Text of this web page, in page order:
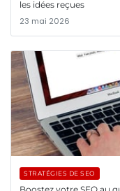
les idées reçues
23 mai 2026
STRATÉGIES DE SEO